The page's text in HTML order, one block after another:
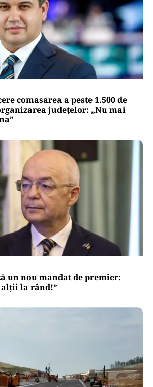
comasarea a peste 1.500 de
județelor: „Nu mai
un nou mandat de premier:
la rând!”